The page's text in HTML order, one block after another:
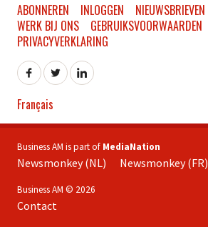
ABONNEREN INLOGGEN NIEUWSBRIEVEN
WERK BIJ ONS
GEBRUIKSVOORWAARDEN
PRIVACYVERKLARING
Français
Business AM is part of MediaNation
Newsmonkey (NL) Newsmonkey (FR)
Business AM © 2026
Contact